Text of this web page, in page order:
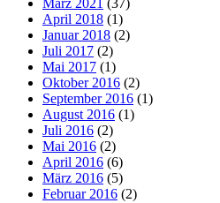
März 2021 (37)
April 2018 (1)
Januar 2018 (2)
Juli 2017 (2)
Mai 2017 (1)
Oktober 2016 (2)
September 2016 (1)
August 2016 (1)
Juli 2016 (2)
Mai 2016 (2)
April 2016 (6)
März 2016 (5)
Februar 2016 (2)